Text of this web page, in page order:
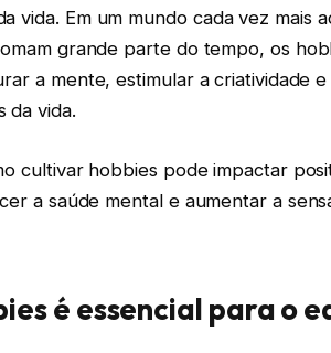
vida. Em um mundo cada vez mais
grande parte do tempo, os
a mente, estimular a criatividade
da vida.
cultivar hobbies pode impactar
a saúde mental e aumentar a
é essencial para o